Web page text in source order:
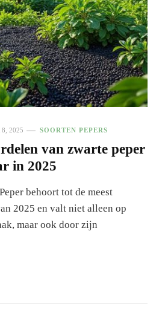
8, 2025 SOORTEN PEPERS
van zwarte peper
in 2025
behoort tot de meest
2025 en valt niet alleen op
maar ook door zijn